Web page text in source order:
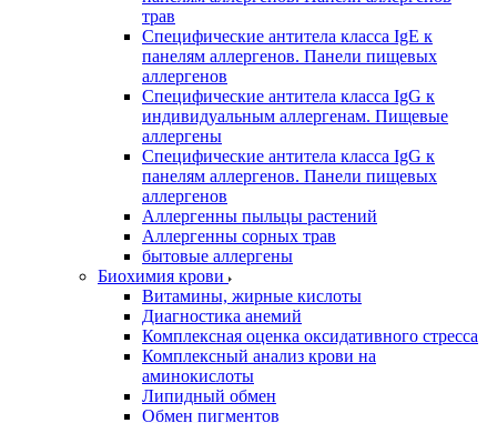
трав
Специфические антитела класса IgE к
панелям аллергенов. Панели пищевых
аллергенов
Специфические антитела класса IgG к
индивидуальным аллергенам. Пищевые
аллергены
Специфические антитела класса IgG к
панелям аллергенов. Панели пищевых
аллергенов
Аллергенны пыльцы растений
Аллергенны сорных трав
бытовые аллергены
Биохимия крови
Витамины, жирные кислоты
Диагностика анемий
Комплексная оценка оксидативного стресса
Комплексный анализ крови на
аминокислоты
Липидный обмен
Обмен пигментов